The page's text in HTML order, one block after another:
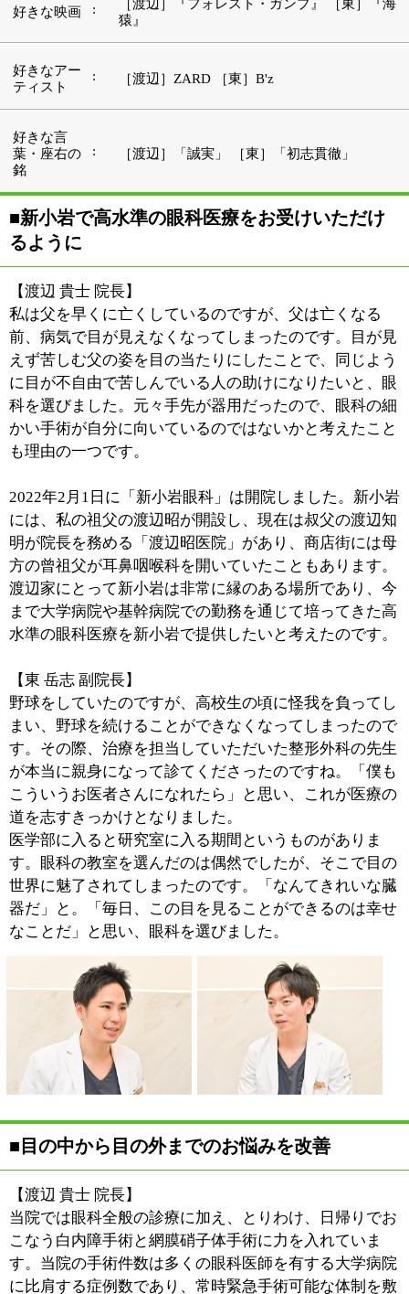
私は父を早くに亡くしているのですが、父は亡くなる
前、病気で目が見えなくなってしまったのです。目が見
えず苦しむ父の姿を目の当たりにしたことで、同じよう
科を選びました。元々手先が器用だったので、眼科の細
かい手術が自分に向いているのではないかと考えたこと
も理由の一つです。
2022年2月1日に「新小岩眼科」は開院しました。新小岩
には、私の祖父の渡辺昭が開設し、現在は叔父の渡辺知
明が院長を務める「渡辺昭医院」があり、商店街には母
まで大学病院や基幹病院での勤務を通じて培ってきた高
水準の眼科医療を新小岩で提供したいと考えたのです。
【東 岳志 副院長】
野球をしていたのですが、高校生の頃に怪我を負ってし
まい、野球を続けることができなくなってしまったので
す。その際、治療を担当していただいた整形外科の先生
が本当に親身になって診てくださったのですね。「僕も
こういうお医者さんになれたら」と思い、これが医療の
道を志すきっかけとなりました。
医学部に入ると研究室に入る期間というものがありま
す。眼科の教室を選んだのは偶然でしたが、そこで目の
世界に魅了されてしまったのです。「なんてきれいな臓
器だ」と。「毎日、この目を見ることができるのは幸せ
なことだ」と思い、眼科を選びました。
■目の中から目の外までのお悩みを改善
【渡辺 貴士 院長】
こなう白内障手術と網膜硝子体手術に力を入れていま
す。当院の手術件数は多くの眼科医師を有する大学病院
に比肩する症例数であり、常時緊急手術可能な体制を敷
いております。網膜剥離などの緊急性が高い疾患を治療
するために行う硝子体手術は実施可能な医療機関が限ら
れており、日帰り手術可能なクリニックは非常に珍しい
です。日帰り手術は、患者さんの術後早期の社会復帰を
助け、従来の入院手術に伴う身体的・経済的な負担が軽
減されるため非常に有意義であると考えます。白内障手
術と網膜硝子体手術の実績を頼み、地域からはもちろん
のこと、遠方からも多くの患者さんが来院されていま
す。
もう1つ、当院の特色として挙げられるのは、眼瞼下垂
の手術です。眼科において、眼瞼下垂の手術を実施して
いる施設は、これもまた多くはありません。目の中から
目の外までを網羅して診療をおこなっていることで、多
くの患者さんから支持をいただいています。
■白内障（難治性白内障含む）と網膜硝子体疾
患の診断・治療の第一線に従事してきた経験を
白内障手術は保険診療の場
合、単焦点レンズとなります
焦点レンズについても現状一
般的に使用されているものは
ほぼすべてを取り扱っていま
す。また、白内障手術は一定以上白内障が進行してしま
っている場合や、黒目の細胞が少ないなど、特殊なケー
スにおいて治療を断られてしまうこともありますが、当
院では他院で断られてしまった患者さんについても積極
的に治療を行っています。私は病院勤務医時代、難症例
を含め、数多くの手術を執刀してきました。また、現在
も東京医科歯科大学の非常勤講師として、大学病院での
手術指導、および執刀をおこなっています。手前味噌で